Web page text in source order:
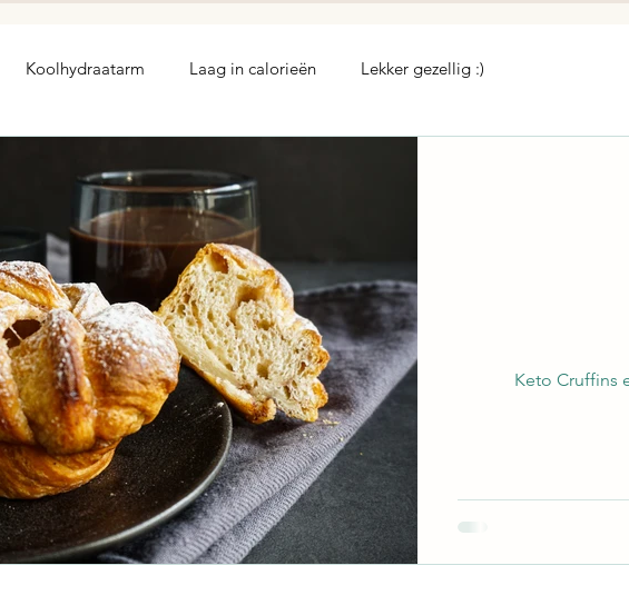
Koolhydraatarm Laag in calorieën Lekker gezellig :)